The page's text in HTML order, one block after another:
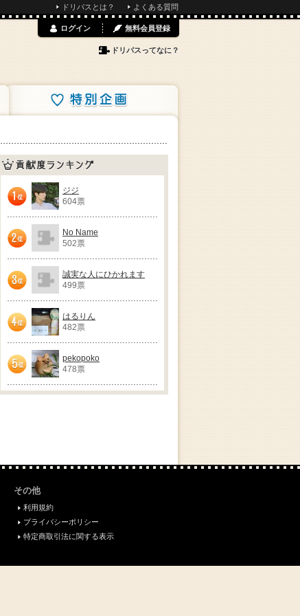
ドリパスとは？ よくある質問
特別企画
ログイン 無料会員登録
ドリパスってなに？
貢献度ランキング
1位
ジジ
604票
2位
No Name
502票
3位
誠実な人にひかれます
499票
4位
はるりん
482票
5位
pekopoko
478票
その他
利用規約
プライバシーポリシー
特定商取引法に関する表示